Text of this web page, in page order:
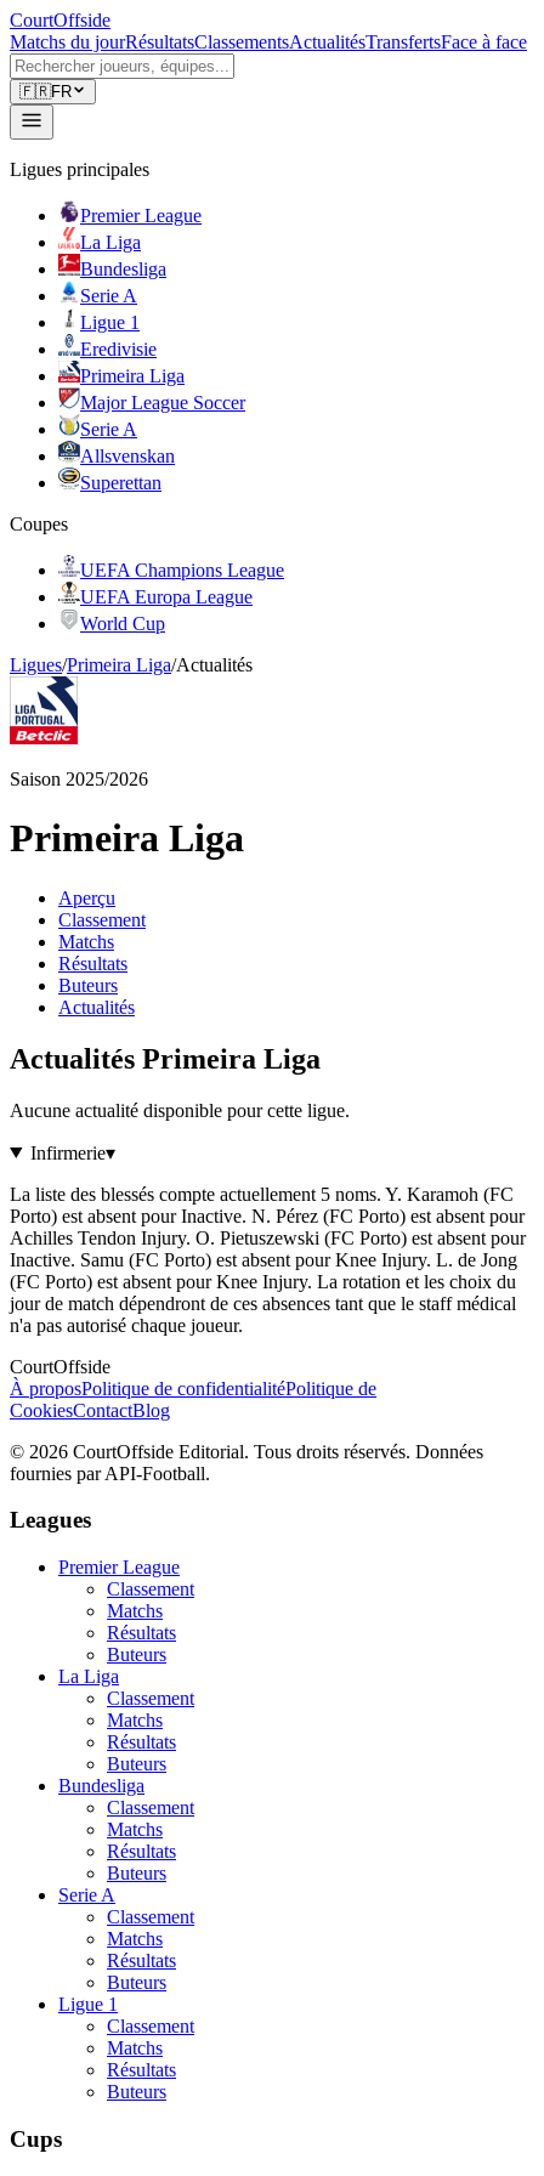
CourtOffside
Matchs du jourRésultatsClassementsActualitésTransfertsFace à face
🇫🇷FR
Ligues principales
Premier League
La Liga
Bundesliga
Serie A
Ligue 1
Eredivisie
Primeira Liga
Major League Soccer
Serie A
Allsvenskan
Superettan
Coupes
UEFA Champions League
UEFA Europa League
World Cup
Ligues/Primeira Liga/Actualités
Saison 2025/2026
Primeira Liga
Aperçu
Classement
Matchs
Résultats
Buteurs
Actualités
Actualités Primeira Liga
Aucune actualité disponible pour cette ligue.
Infirmerie▾
La liste des blessés compte actuellement 5 noms. Y. Karamoh (FC
Porto) est absent pour Inactive. N. Pérez (FC Porto) est absent pour
Achilles Tendon Injury. O. Pietuszewski (FC Porto) est absent pour
Inactive. Samu (FC Porto) est absent pour Knee Injury. L. de Jong
(FC Porto) est absent pour Knee Injury. La rotation et les choix du
jour de match dépendront de ces absences tant que le staff médical
n'a pas autorisé chaque joueur.
CourtOffside
À proposPolitique de confidentialitéPolitique de
CookiesContactBlog
© 2026 CourtOffside Editorial. Tous droits réservés. Données
fournies par API-Football.
Leagues
Premier League
Classement
Matchs
Résultats
Buteurs
La Liga
Classement
Matchs
Résultats
Buteurs
Bundesliga
Classement
Matchs
Résultats
Buteurs
Serie A
Classement
Matchs
Résultats
Buteurs
Ligue 1
Classement
Matchs
Résultats
Buteurs
Cups